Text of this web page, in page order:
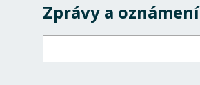
Zprávy a oznámení